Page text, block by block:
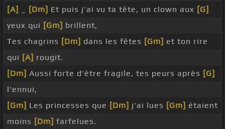
[A]
[Dm] Et puis j'ai vu ta tête, un clown aux [G]
yeux qui [Gm] brillent,
Tes chagrins [Dm] dans les fêtes [Gm] et ton rire
qui [A] rougit.
[Dm] Aussi forte d'être fragile, tes peurs après [G]
l'ennui,
[Gm] Les princesses que [Dm] j'ai lues [Gm] étaient
moins [Dm] farfelues.